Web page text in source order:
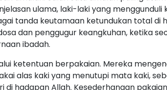
ulama, laki-laki yang menggunduli
tanda keutamaan ketundukan total di
dan penggugur keangkuhan, ketika
ibadah.
ketentuan berpakaian. Mereka
alas kaki yang menutupi mata kaki,
hadapan Allah. Kesederhanaan